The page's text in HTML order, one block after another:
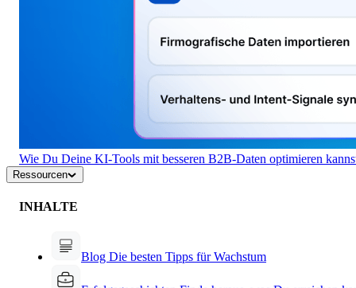
Wie Du Deine KI-Tools mit besseren B2B-Daten optimieren
Ressourcen
INHALTE
Blog Die besten Tipps für Wachstum